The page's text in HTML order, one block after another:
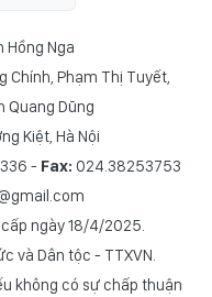
Hồng Nga
Chính Phạm Thị Tuyết
Quang Dũng
Kiệt, Hà Nội
- Fax: 024.38253753
ngày 18/4/2025.
và Dân tộc - TTXVN.
không có sự chấp thuận